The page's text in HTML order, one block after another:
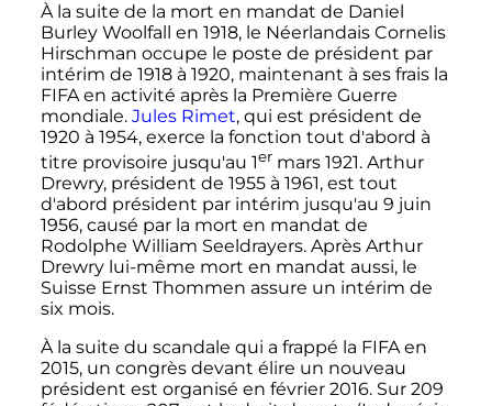
À la suite de la mort en mandat de Daniel
Burley Woolfall en 1918, le Néerlandais Cornelis
Hirschman occupe le poste de président par
intérim de 1918 à 1920, maintenant à ses frais la
FIFA en activité après la Première Guerre
mondiale. Jules Rimet, qui est président de
1920 à 1954, exerce la fonction tout d'abord à
titre provisoire jusqu'au 1er mars 1921. Arthur
Drewry, président de 1955 à 1961, est tout
d'abord président par intérim jusqu'au 9 juin
1956, causé par la mort en mandat de
Rodolphe William Seeldrayers. Après Arthur
Drewry lui-même mort en mandat aussi, le
Suisse Ernst Thommen assure un intérim de
six mois.
À la suite du scandale qui a frappé la FIFA en
2015, un congrès devant élire un nouveau
président est organisé en février 2016. Sur 209